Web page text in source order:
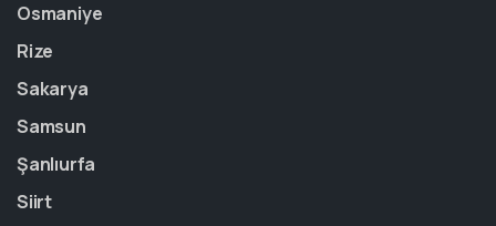
Osmaniye
Rize
Sakarya
Samsun
Şanlıurfa
Siirt